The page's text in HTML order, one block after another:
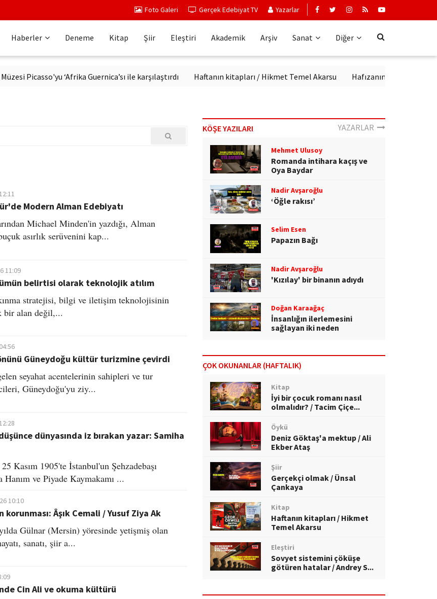
Foto Galeri Gerçek Edebiyat TV Yazarlar
Haberler Deneme Kitap Şiir Eleştiri Akademik Arşiv Sanat Diğer
‘Afrika Guernica’sı ile karşılaştırdı Haftanın kitapları / Hikmet Temel Akarsu Hafızanın kapılarını aralayan
Modern Alman Edebiyatı
Michael Minden'in yazdığı, Alman
asırlık serüvenini kap...
11:09
belirtisi olarak teknolojik atılım
stratejisi, bilgi ve iletişim teknolojisinin
bir alan değil,...
Güneydoğu kültür turizmine çevirdi
seyahat acentelerinin sahipleri ve tur
Güneydoğu'yu ziy...
dünyasında iz bırakan yazar: Samiha
Kasım 1905'te İstanbul'un Şehzadebaşı
ve Piyade Kaymakamı ...
10:10
korunması: Âşık Cemali / Yusuf Ziya Ak
Gülnar (Mersin) yöresinde yetişmiş olan
sanatı, şiir a...
Cin Ali ve okuma kültürü
KÖŞE YAZILARI YAZARLAR
Mehmet Ulusoy
Romanda intihara kaçış ve
Oya Baydar
Nadir Avşaroğlu
‘Öğle rakısı’
Selim Esen
Papazın Bağı
Nadir Avşaroğlu
'Kızılay' bir binanın adıydı
Doğan Karaağaç
İnsanlığın ilerlemesini
sağlayan iki neden
ÇOK OKUNANLAR (HAFTALIK)
Kitap
İyi bir çocuk romanı nasıl
olmalıdır? / Tacim Çiçe...
Öykü
Deniz Göktaş'a mektup / Ali
Ekber Ataş
Şiir
Gerçekçi olmak / Ünsal
Çankaya
Kitap
Haftanın kitapları / Hikmet
Temel Akarsu
Eleştiri
Sovyet sistemini çöküşe
götüren hatalar / Andrey S...